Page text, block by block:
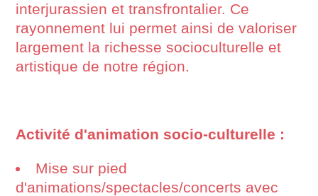
interjurassien et transfrontalier. Ce
rayonnement lui permet ainsi de valoriser
largement la richesse socioculturelle et
artistique de notre région.
Activité d'animation socio-culturelle :
Mise sur pied
d'animations/spectacles/concerts avec